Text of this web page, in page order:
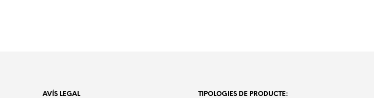
AVÍS LEGAL TIPOLOGIES DE PRODUCTE: